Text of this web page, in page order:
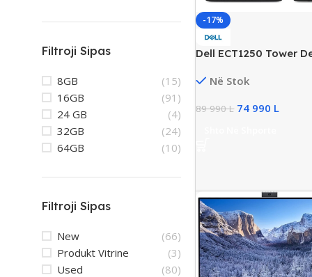
Filtroji Sipas
8GB
(15)
16GB
(91)
24 GB
(4)
32GB
(24)
64GB
(10)
Filtroji Sipas
New
(66)
Produkt Vitrine
(3)
Used
(80)
-17%
Dell ECT1250 Tower
SSD NVMe, Intel UHD
Në Stok
89 990L 74 990 L